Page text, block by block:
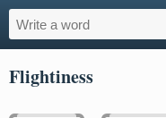
Flightiness